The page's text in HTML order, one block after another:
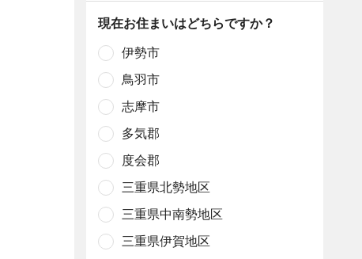
現在お住まいはどちらですか？
伊勢市
鳥羽市
志摩市
多気郡
度会郡
三重県北勢地区
三重県中南勢地区
三重県伊賀地区